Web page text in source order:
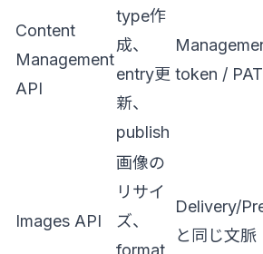
Content
Management
API
type作
成、
entry更
新、
publish
token / PAT
Images API
画像の
リサイ
ズ、
format
Delivery/
と同じ文脈